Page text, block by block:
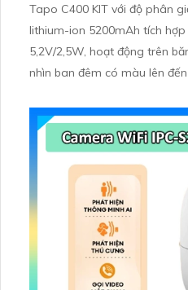
Tapo C400 KIT với độ phân
lithium-ion 5200mAh tích
5,2V/2,5W, hoạt động trên
nhìn ban đêm có màu lên
thẻ microSD lên đến 512GB